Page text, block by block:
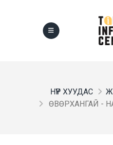
НҮҮР ХУУДАС
ӨВӨРХАНГАЙ -